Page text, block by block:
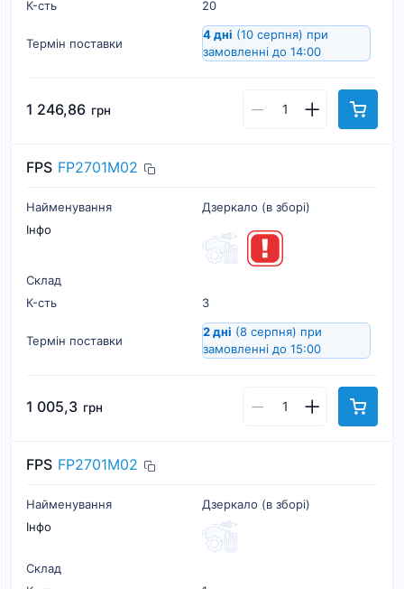
К-cть
20
Термін поставки
4 дні (10 серпня) при
замовленні до 14:00
1 246,86 грн
FPS FP2701M02
Найменування
Дзеркало (в зборі)
Інфо
Склад
К-cть
3
Термін поставки
2 дні (8 серпня) при
замовленні до 15:00
1 005,3 грн
FPS FP2701M02
Найменування
Дзеркало (в зборі)
Інфо
Склад